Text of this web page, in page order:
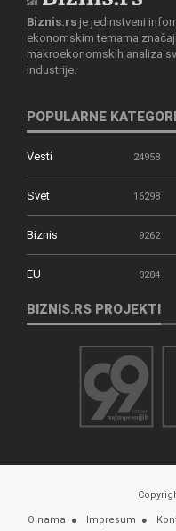
Biznis.rs je jedinstveni
ekonomskim temama
makroekonomskih analiza
industrije.
POPULARNE
Vesti 24958
Svet 16298
Biznis 9262
EU 8284
BIZNIS.RS PROJEKTI
O nama Impresum